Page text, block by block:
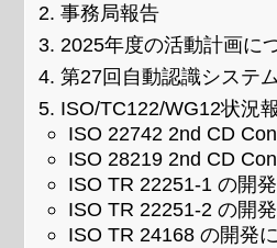
事務局報告
2025年度の活動計画に
第27回自動認識システ
ISO/TC122/WG12状況
ISO 22742 2nd CD
ISO 28219 2nd CD
ISO TR 22251-1 の開
ISO TR 22251-2 の開
ISO TR 24168 の開発